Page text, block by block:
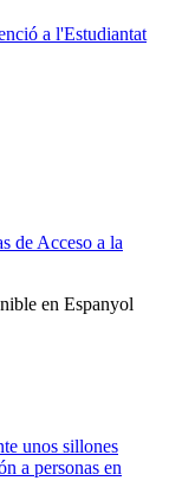
a l'Estudiantat
de Acceso a la
en Espanyol
unos sillones
a personas en